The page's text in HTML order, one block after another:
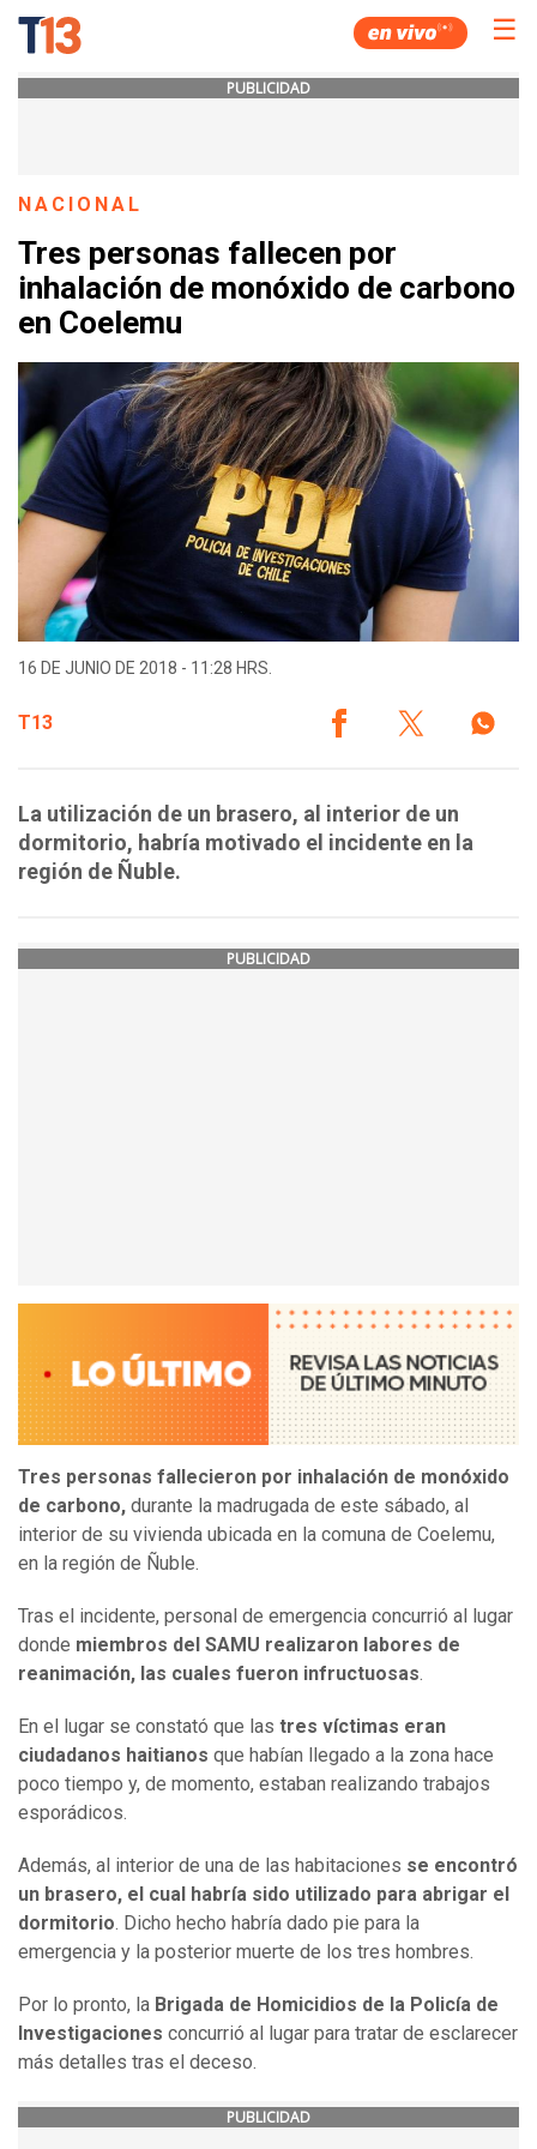
☰
PUBLICIDAD
NACIONAL
Tres personas fallecen por
inhalación de monóxido de carbono
en Coelemu
16 DE JUNIO DE 2018 - 11:28 HRS.
T13
La utilización de un brasero, al interior de un
dormitorio, habría motivado el incidente en la
región de Ñuble.
PUBLICIDAD
Tres personas fallecieron por inhalación de monóxido
de carbono, durante la madrugada de este sábado, al
interior de su vivienda ubicada en la comuna de Coelemu,
en la región de Ñuble.
Tras el incidente, personal de emergencia concurrió al lugar
donde miembros del SAMU realizaron labores de
reanimación, las cuales fueron infructuosas.
En el lugar se constató que las tres víctimas eran
ciudadanos haitianos que habían llegado a la zona hace
poco tiempo y, de momento, estaban realizando trabajos
esporádicos.
Además, al interior de una de las habitaciones se encontró
un brasero, el cual habría sido utilizado para abrigar el
dormitorio. Dicho hecho habría dado pie para la
emergencia y la posterior muerte de los tres hombres.
Por lo pronto, la Brigada de Homicidios de la Policía de
Investigaciones concurrió al lugar para tratar de esclarecer
más detalles tras el deceso.
PUBLICIDAD